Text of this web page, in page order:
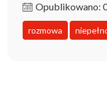
Opublikowano:
rozmowa